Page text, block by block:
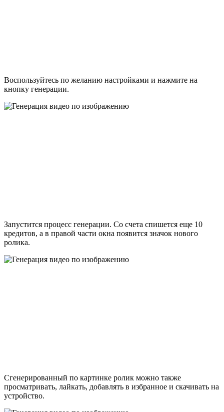
Воспользуйтесь по желанию настройками и нажмите на
кнопку генерации.
Запустится процесс генерации. Со счета спишется еще 10
кредитов, а в правой части окна появится значок нового
ролика.
Сгенерированный по картинке ролик можно также
просматривать, лайкать, добавлять в избранное и скачивать на
устройство.